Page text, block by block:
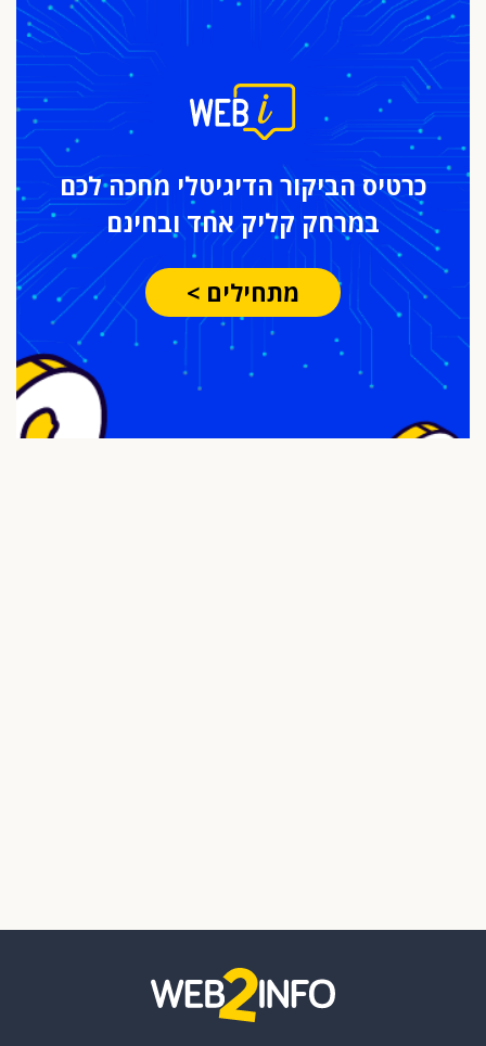
כרטיס הביקור הדיגיטלי מחכה לכם
במרחק קליק אחד ובחינם
מתחילים >